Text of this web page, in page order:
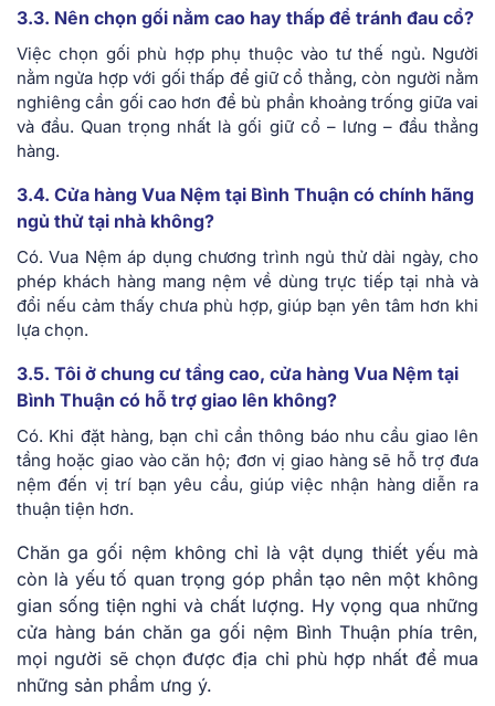
3.3. Nên chọn gối nằm cao hay thấp để tránh đau cổ?
Việc chọn gối phù hợp phụ thuộc vào tư thế ngủ. Người
nằm ngửa hợp với gối thấp để giữ cổ thẳng, còn người nằm
nghiêng cần gối cao hơn để bù phần khoảng trống giữa vai
và đầu. Quan trọng nhất là gối giữ cổ – lưng – đầu thẳng
hàng.
3.4. Cửa hàng Vua Nệm tại Bình Thuận có chính hãng
ngủ thử tại nhà không?
Có. Vua Nệm áp dụng chương trình ngủ thử dài ngày, cho
phép khách hàng mang nệm về dùng trực tiếp tại nhà và
đổi nếu cảm thấy chưa phù hợp, giúp bạn yên tâm hơn khi
lựa chọn.
3.5. Tôi ở chung cư tầng cao, cửa hàng Vua Nệm tại
Bình Thuận có hỗ trợ giao lên không?
Có. Khi đặt hàng, bạn chỉ cần thông báo nhu cầu giao lên
tầng hoặc giao vào căn hộ; đơn vị giao hàng sẽ hỗ trợ đưa
nệm đến vị trí bạn yêu cầu, giúp việc nhận hàng diễn ra
thuận tiện hơn.
Chăn ga gối nệm không chỉ là vật dụng thiết yếu mà
còn là yếu tố quan trọng góp phần tạo nên một không
gian sống tiện nghi và chất lượng. Hy vọng qua những
cửa hàng bán chăn ga gối nệm Bình Thuận phía trên,
mọi người sẽ chọn được địa chỉ phù hợp nhất để mua
những sản phẩm ưng ý.